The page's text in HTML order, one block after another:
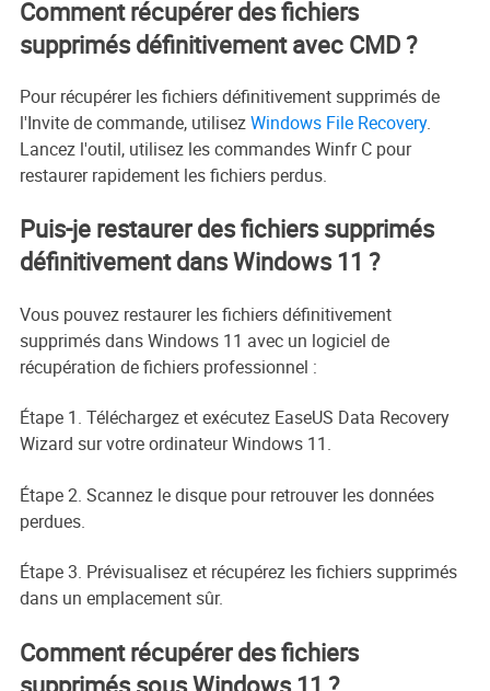
Comment récupérer des fichiers
supprimés définitivement avec CMD ?
Pour récupérer les fichiers définitivement supprimés de
l'Invite de commande, utilisezWindows File Recovery.
Lancez l'outil, utilisez les commandes Winfr C pour
restaurer rapidement les fichiers perdus.
Puis-je restaurer des fichiers supprimés
définitivement dans Windows 11 ?
Vous pouvez restaurer les fichiers définitivement
supprimés dans Windows 11 avec un logiciel de
récupération de fichiers professionnel :
Étape 1. Téléchargez et exécutez EaseUS Data Recovery
Wizard sur votre ordinateur Windows 11.
Étape 2. Scannez le disque pour retrouver les données
perdues.
Étape 3. Prévisualisez et récupérez les fichiers supprimés
dans un emplacement sûr.
Comment récupérer des fichiers
supprimés sous Windows 11 ?